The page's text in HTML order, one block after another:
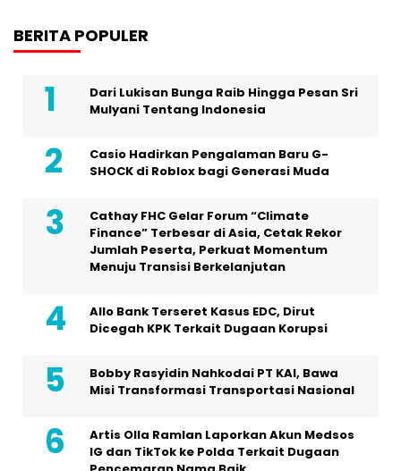
BERITA POPULER
Dari Lukisan Bunga Raib Hingga Pesan Sri
Mulyani Tentang Indonesia
Casio Hadirkan Pengalaman Baru G-
SHOCK di Roblox bagi Generasi Muda
Cathay FHC Gelar Forum “Climate
Finance” Terbesar di Asia, Cetak Rekor
Jumlah Peserta, Perkuat Momentum
Menuju Transisi Berkelanjutan
Allo Bank Terseret Kasus EDC, Dirut
Dicegah KPK Terkait Dugaan Korupsi
Bobby Rasyidin Nahkodai PT KAI, Bawa
Misi Transformasi Transportasi Nasional
Artis Olla Ramlan Laporkan Akun Medsos
IG dan TikTok ke Polda Terkait Dugaan